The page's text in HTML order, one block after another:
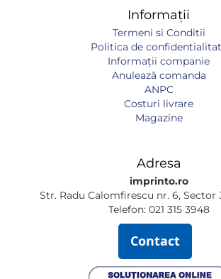
Informații
Termeni si Conditii
Politica de
Informaţii companie
Anulează comanda
ANPC
Costuri livrare
Magazine
Adresa
imprinto.ro
Str. Radu Calomfirescu nr. 6, Sector
Telefon: 021 315 3948
Contact